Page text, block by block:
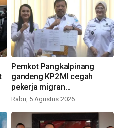
Pemkot Pangkalpinang
gandeng KP2MI cegah
pekerja migran
nonprosedural
Rabu, 5 Agustus 2026